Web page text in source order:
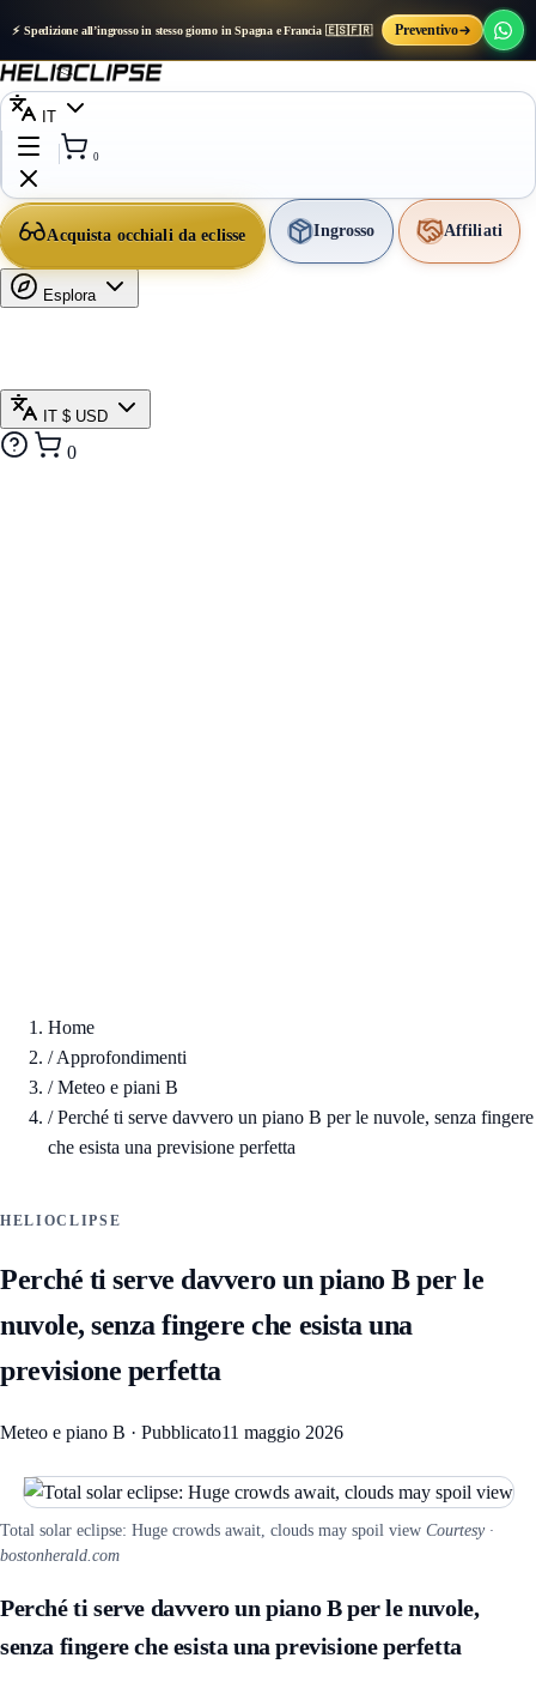
⚡ Spedizione all’ingrosso in stesso giorno in Spagna e Francia 🇪🇸🇫🇷 Preventivo
IT
0
Acquista occhiali da eclisse Ingrosso Affiliati
Esplora
IT $ USD
0
Home
/Approfondimenti
/Meteo e piani B
/Perché ti serve davvero un piano B per le nuvole, senza fingere
che esista una previsione perfetta
HELIOCLIPSE
Perché ti serve davvero un piano B per le
nuvole, senza fingere che esista una
previsione perfetta
Meteo e piano B · Pubblicato11 maggio 2026
Total solar eclipse: Huge crowds await, clouds may spoil view Courtesy ·
bostonherald.com
Perché ti serve davvero un piano B per le nuvole,
senza fingere che esista una previsione perfetta